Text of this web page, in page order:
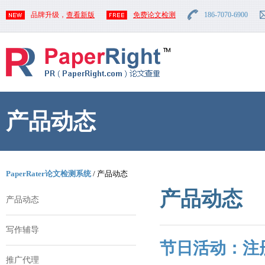
品牌升级， 查看新版 免费论文检测 186-7070-6900
产品动态
PaperRater论文检测系统/ 产品动态
产品动态
写作辅导
推广代理
产品动态
节日活动：注